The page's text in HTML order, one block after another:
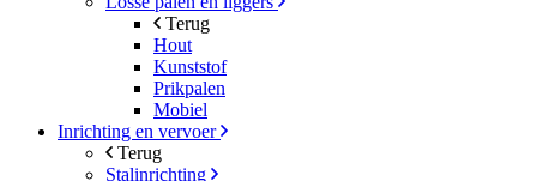
Terug
Hout
Kunststof
Prikpalen
Mobiel
Inrichting en vervoer
Terug
Stalinrichting